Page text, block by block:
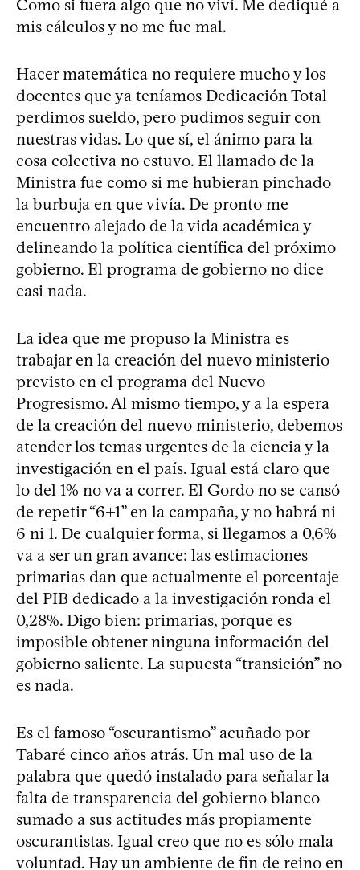
Como si fuera algo que no viví. Me dediqué a
mis cálculos y no me fue mal.
Hacer matemática no requiere mucho y los
docentes que ya teníamos Dedicación Total
perdimos sueldo, pero pudimos seguir con
nuestras vidas. Lo que sí, el ánimo para la
cosa colectiva no estuvo. El llamado de la
Ministra fue como si me hubieran pinchado
la burbuja en que vivía. De pronto me
encuentro alejado de la vida académica y
delineando la política científica del próximo
gobierno. El programa de gobierno no dice
casi nada.
La idea que me propuso la Ministra es
trabajar en la creación del nuevo ministerio
previsto en el programa del Nuevo
Progresismo. Al mismo tiempo, y a la espera
de la creación del nuevo ministerio, debemos
atender los temas urgentes de la ciencia y la
investigación en el país. Igual está claro que
lo del 1% no va a correr. El Gordo no se cansó
de repetir “6+1” en la campaña, y no habrá ni
6 ni 1. De cualquier forma, si llegamos a 0,6%
va a ser un gran avance: las estimaciones
primarias dan que actualmente el porcentaje
del PIB dedicado a la investigación ronda el
0,28%. Digo bien: primarias, porque es
imposible obtener ninguna información del
gobierno saliente. La supuesta “transición” no
es nada.
Es el famoso “oscurantismo” acuñado por
Tabaré cinco años atrás. Un mal uso de la
palabra que quedó instalado para señalar la
falta de transparencia del gobierno blanco
sumado a sus actitudes más propiamente
oscurantistas. Igual creo que no es sólo mala
voluntad. Hay un ambiente de fin de reino en